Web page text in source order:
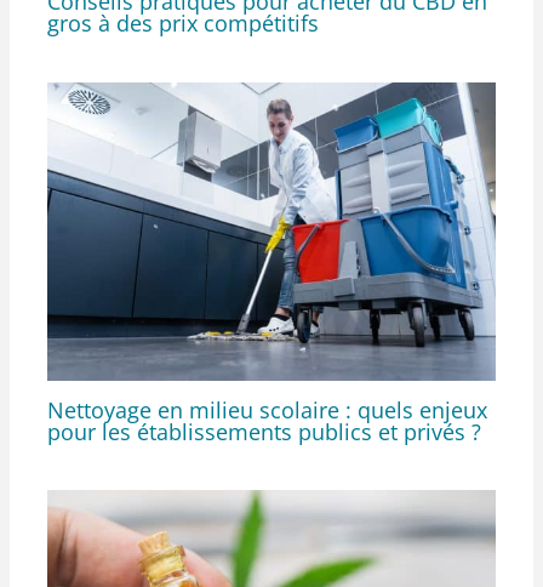
gros à des prix compétitifs
Nettoyage en milieu scolaire : quels enjeux
pour les établissements publics et privés ?